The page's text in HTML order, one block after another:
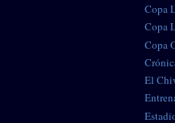
Copa
Copa
Copa
El